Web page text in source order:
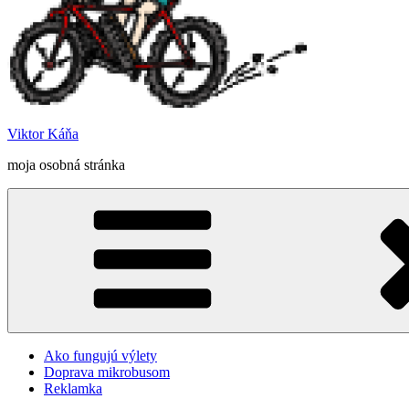
Viktor Káňa
moja osobná stránka
Ako fungujú výlety
Doprava mikrobusom
Reklamka